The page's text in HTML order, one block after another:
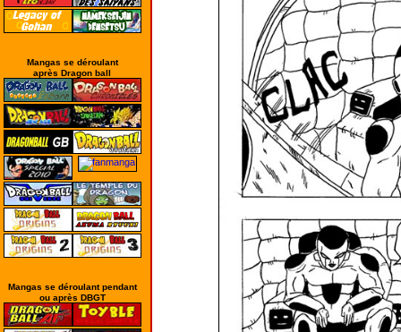
Mangas se déroulant
après Dragon ball
Mangas se déroulant pendant
ou après DBGT